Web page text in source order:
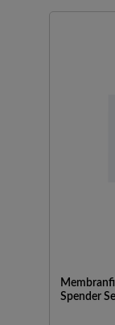
Spender